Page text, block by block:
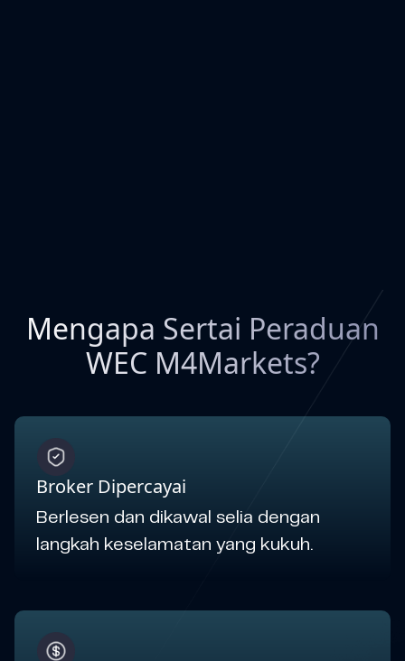
Mengapa Sertai Peraduan
WEC M4Markets?
Broker Dipercayai
Berlesen dan dikawal selia dengan
langkah keselamatan yang kukuh.